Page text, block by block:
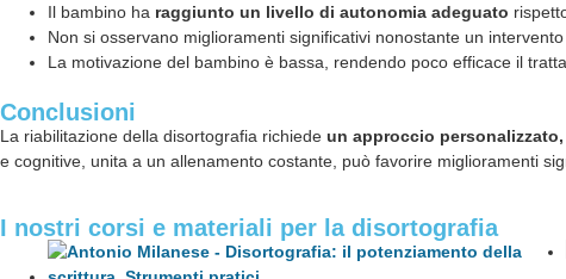
Il bambino ha raggiunto un livello di autonomia adeguato
Non si osservano miglioramenti significativi nonostante un
La motivazione del bambino è bassa, rendendo poco efficace il
Conclusioni
La riabilitazione della disortografia richiede un approccio
e cognitive, unita a un allenamento costante, può favorire miglioramenti
I nostri corsi e materiali per la disortografia